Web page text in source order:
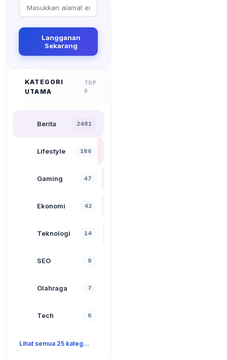
Langganan
Sekarang
KATEGORI
UTAMA
TOP
8
Berita 2481
Lifestyle 186
Gaming 47
Ekonomi 42
Teknologi 14
SEO 9
Olahraga 7
Tech 6
Lihat semua 25 kategori